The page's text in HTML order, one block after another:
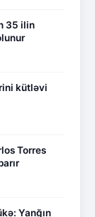
35 ilin
kütləvi
Torres
Yanğın